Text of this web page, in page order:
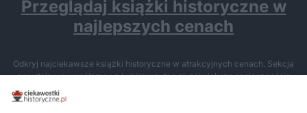
Przeglądaj książki historyczne w
najlepszych cenach
Odkryj najciekawsze książki historyczne w atrakcyjnych cenach. Sekcja
powstała we współpracy z Lubimyczytac.pl, największą społecznością
miłośników literatury w Polsce – dzięki temu możesz wybierać spośród
tytułów najwyżej ocenianych przez czytelników.